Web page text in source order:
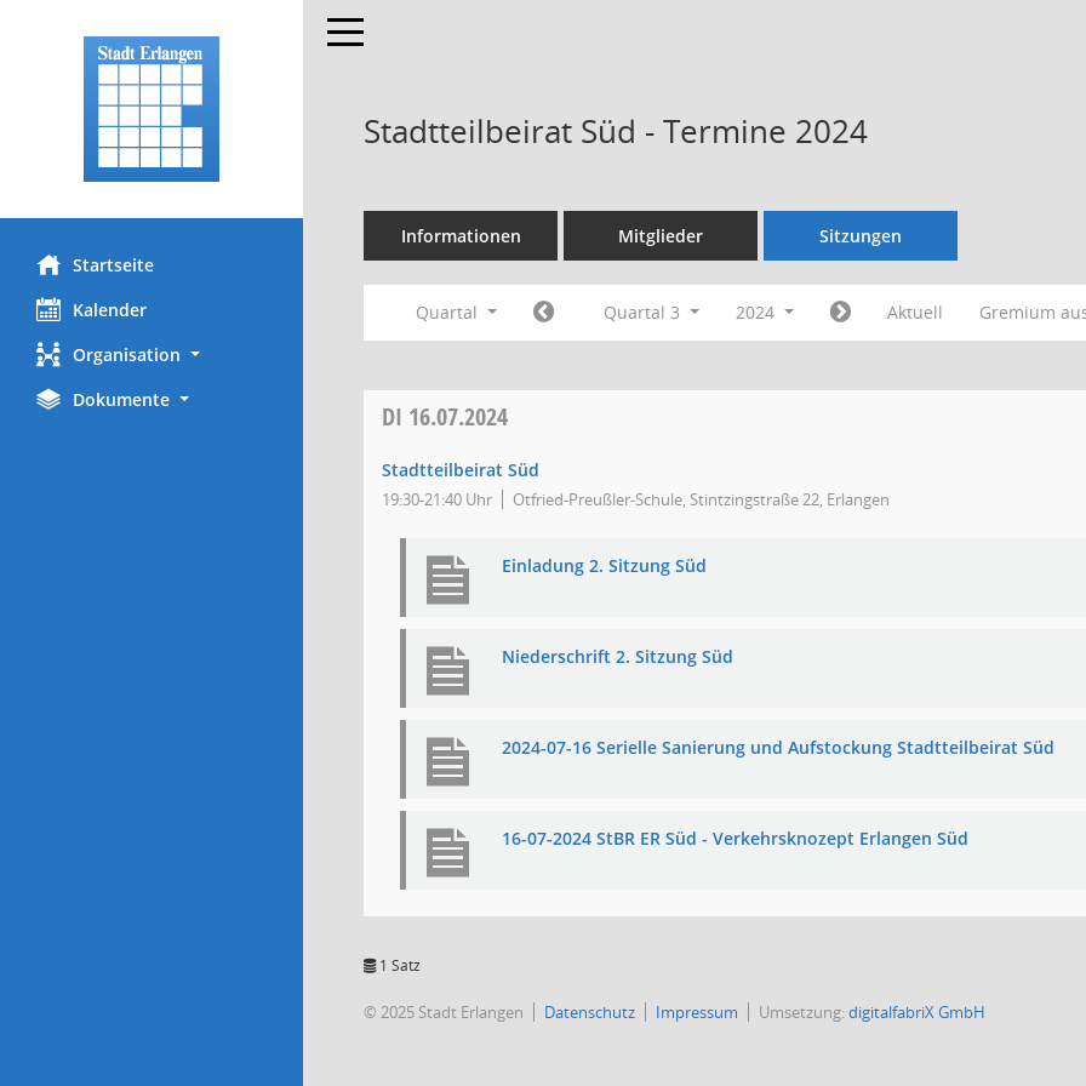
Startseite
Kalender
Organisation
Dokumente
Toggle navigation
Stadtteilbeirat Süd - Termine 2024
Informationen Mitglieder Sitzungen
Quartal Quartal 3 2024 Aktuell Gremium
DI 16.07.2024
Stadtteilbeirat Süd
19:30-21:40 Uhr Otfried-Preußler-Schule, Stintzingstraße 22, Erlangen
Einladung 2. Sitzung Süd
Niederschrift 2. Sitzung Süd
2024-07-16 Serielle Sanierung und Aufstockung Stadtteilbeirat Süd
16-07-2024 StBR ER Süd - Verkehrsknozept Erlangen Süd
1 Satz
© 2025 Stadt Erlangen Datenschutz Impressum Umsetzung:digitalfabriX GmbH